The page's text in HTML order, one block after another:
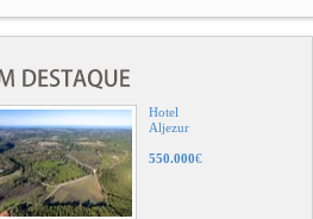
Hotel
Aljezur
550.000€